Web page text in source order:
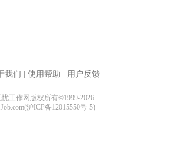
我们 使用帮助 用户反馈
忧工作网版权所有©1999-2026
沪ICP备12015550号-5)